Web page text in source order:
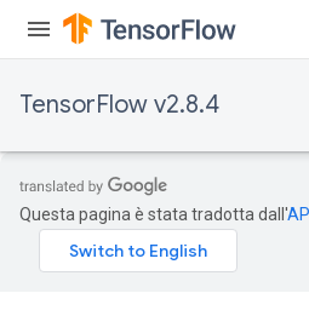
TensorFlow v2.8.4
Questa pagina è stata tradotta dall'